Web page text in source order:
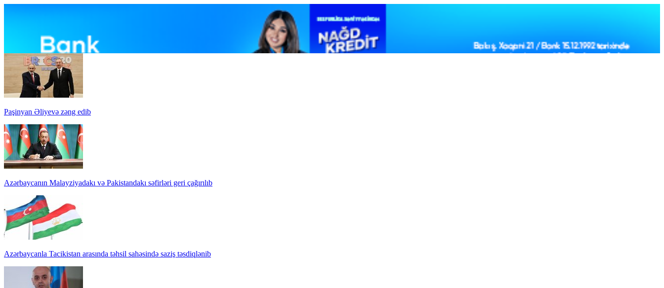
Paşinyan Əliyevə zəng edib
Azərbaycanın Malayziyadakı və Pakistandakı səfirləri geri çağırılıb
Azərbaycanla Tacikistan arasında təhsil sahəsində saziş təsdiqlənib